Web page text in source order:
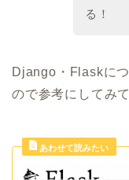
る！
Django・Flaskに
ので参考にしてみ